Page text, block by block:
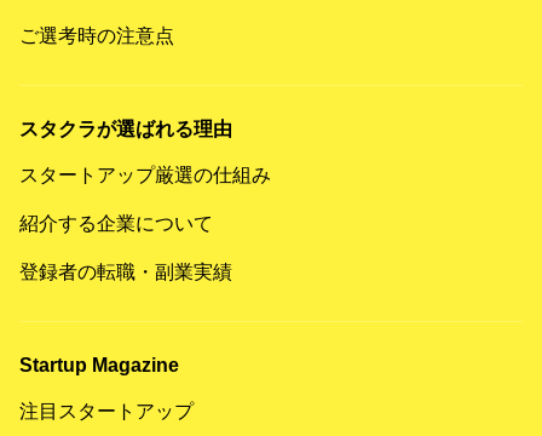
ご選考時の注意点
スタクラが選ばれる理由
スタートアップ厳選の仕組み
紹介する企業について
登録者の転職・副業実績
Startup Magazine
注目スタートアップ